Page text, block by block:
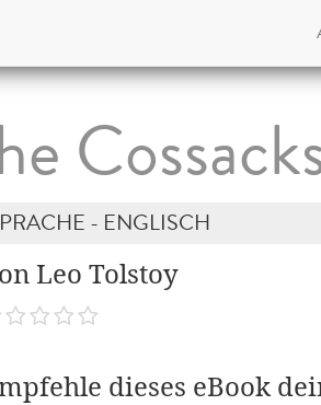
- ENGLISCH
Leo Tolstoy
dieses eBook